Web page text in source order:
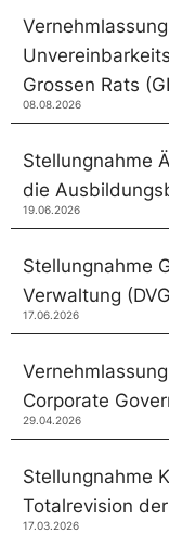
Grossen Rats
08.08.2026
Stellungnahme
die
19.06.2026
Stellungnahme
Verwaltung
17.06.2026
Corporate
29.04.2026
Stellungnahme
Totalrevision
17.03.2026